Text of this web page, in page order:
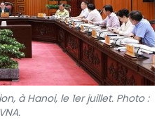
à Hanoi, le 1er juillet. Photo :
VNA.